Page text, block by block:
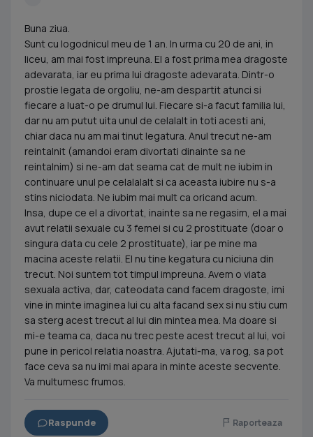
Buna ziua.
Sunt cu logodnicul meu de 1 an. In urma cu 20 de ani, in
liceu, am mai fost impreuna. El a fost prima mea dragoste
adevarata, iar eu prima lui dragoste adevarata. Dintr-o
prostie legata de orgoliu, ne-am despartit atunci si
fiecare a luat-o pe drumul lui. Fiecare si-a facut familia lui,
dar nu am putut uita unul de celalalt in toti acesti ani,
chiar daca nu am mai tinut legatura. Anul trecut ne-am
reintalnit (amandoi eram divortati dinainte sa ne
reintalnim) si ne-am dat seama cat de mult ne iubim in
continuare unul pe celalalalt si ca aceasta iubire nu s-a
stins niciodata. Ne iubim mai mult ca oricand acum.
Insa, dupe ce el a divortat, inainte sa ne regasim, el a mai
avut relatii sexuale cu 3 femei si cu 2 prostituate (doar o
singura data cu cele 2 prostituate), iar pe mine ma
macina aceste relatii. El nu tine kegatura cu niciuna din
trecut. Noi suntem tot timpul impreuna. Avem o viata
sexuala activa, dar, cateodata cand facem dragoste, imi
vine in minte imaginea lui cu alta facand sex si nu stiu cum
sa sterg acest trecut al lui din mintea mea. Ma doare si
mi-e teama ca, daca nu trec peste acest trecut al lui, voi
pune in pericol relatia noastra. Ajutati-ma, va rog, sa pot
face ceva sa nu imi mai apara in minte aceste secvente.
Va multumesc frumos.
Raspunde Raporteaza